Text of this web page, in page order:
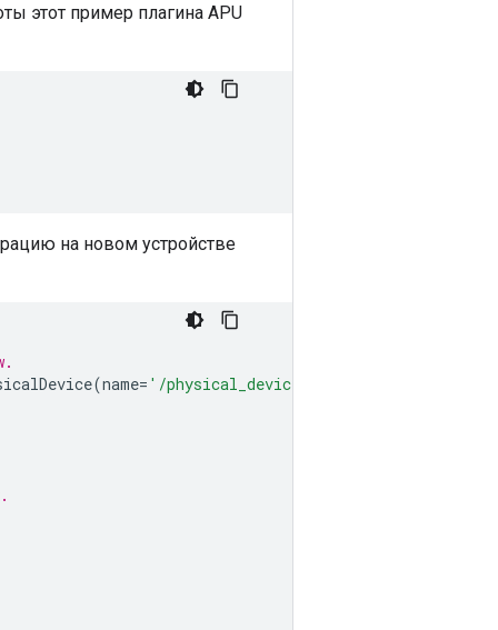
этот пример плагина APU
на новом устройстве
(name= '/physical_device:APU:0'